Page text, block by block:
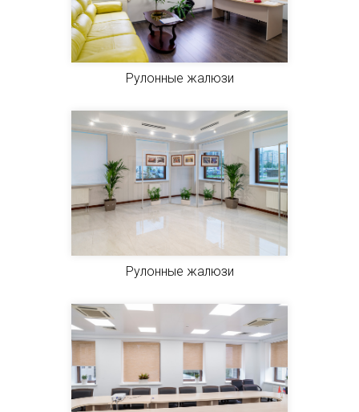
Рулонные жалюзи
Рулонные жалюзи